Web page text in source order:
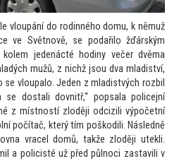
vloupání do rodinného domu, k němuž
ve Světnově, se podařilo žďárským
jedenácté hodiny večer dvěma
mužů, z nichž jsou dva mladiství,
vloupalo. Jeden z mladistvých rozbil
se dostali dovnitř,“ popsala policejní
z místností zloději odcizili výpočetní
počítač, který tím poškodili. Následně
vracel domů, takže zloději utekli.
a policisté už před půlnoci zastavili v